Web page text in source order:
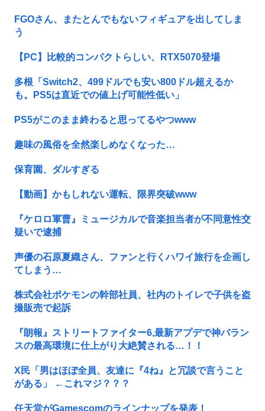
FGOさん、またとんでもないフィギュアを出してしま
う
【PC】比較的コンパクトらしい、RTX5070登場
多根「Switch2、499ドルでも安い800ドル超えるか
も。PS5は直近での値上げ可能性低い」
PS5がこのまま終わると思ってるやつwww
趣味の風俗を全然楽しめなくなった…
保育園、ダルすぎる
【動画】かもしれない運転、限界突破www
『ケロロ軍曹』ミュージカルで音楽担当者が不同意性交
疑いで逮捕
声優の石原夏織さん、ファンと行くハワイ旅行を企画し
てしまう…
株式会社ポケモンの幹部社員、社内のトイレで子供を盗
撮販売で起訴
『朗報』ストリートファイター6,最新アプデで神バラン
スの最高環境に仕上がり大絶賛される…！！
X民「男はほぼ全員、友達に『4ね』と冗談で言うこと
がある」 ←これマジ？？？
任天堂がGamescomのラインナップを発表！